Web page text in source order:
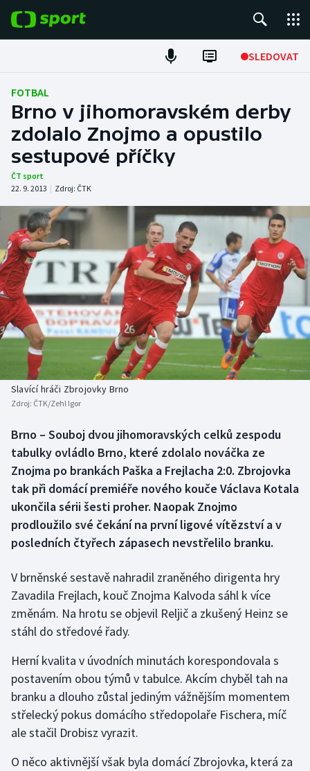
SLEDOVAT
Fotbal
Hokej
Tenis
Atletika
Cyklistika
DALŠÍ SPORTY
Americký fotbal
Baseball a softbal
Basketbal
Biatlon
Box
Curling
Dostihy
Golf
Gymnastika
Házená
Jezdectví
Judo
NEPŘEHLÉDNĚTE
Soutěže
Historické návraty
Aplikace ČT sport
FOTBAL
Brno v jihomoravském derby
zdolalo Znojmo a opustilo
sestupové příčky
ČT sport
22. 9. 2013 | Zdroj: ČTK
Slavící hráči Zbrojovky Brno
Zdroj: ČTK/Zehl Igor
Brno – Souboj dvou jihomoravských celků zespodu
tabulky ovládlo Brno, které zdolalo nováčka ze
Znojma po brankách Paška a Frejlacha 2:0. Zbrojovka
tak při domácí premiéře nového kouče Václava Kotala
ukončila sérii šesti proher. Naopak Znojmo
prodloužilo své čekání na první ligové vítězství a v
posledních čtyřech zápasech nevstřelilo branku.
V brněnské sestavě nahradil zraněného dirigenta hry
Zavadila Frejlach, kouč Znojma Kalvoda sáhl k více
změnám. Na hrotu se objevil Reljič a zkušený Heinz se
stáhl do středové řady.
Herní kvalita v úvodních minutách korespondovala s
postavením obou týmů v tabulce. Akcím chyběl tah na
branku a dlouho zůstal jediným vážnějším momentem
střelecký pokus domácího středopolaře Fischera, míč
ale stačil Drobisz vyrazit.
O něco aktivnější však byla domácí Zbrojovka, která za